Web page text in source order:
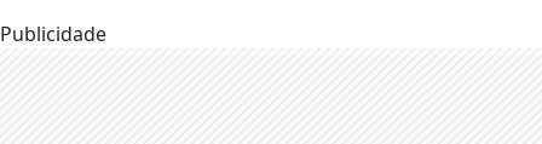
Publicidade